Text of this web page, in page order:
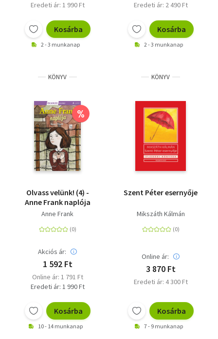
Eredeti ár: 1 990 Ft
Kosárba
2 - 3 munkanap
Eredeti ár: 2 490 Ft
Kosárba
2 - 3 munkanap
KÖNYV
%
Olvass velünk! (4) -
Anne Frank naplója
Anne Frank
Akciós ár:
1 592 Ft
Online ár: 1 791 Ft
Eredeti ár: 1 990 Ft
Kosárba
10 - 14 munkanap
KÖNYV
Szent Péter esernyője
Mikszáth Kálmán
Online ár:
3 870 Ft
Eredeti ár: 4 300 Ft
Kosárba
7 - 9 munkanap